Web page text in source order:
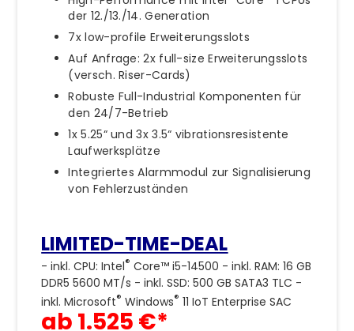
der 12./13./14. Generation
7x low-profile Erweiterungsslots
Auf Anfrage: 2x full-size Erweiterungsslots
(versch. Riser-Cards)
Robuste Full-Industrial Komponenten für
den 24/7-Betrieb
1x 5.25“ und 3x 3.5“ vibrationsresistente
Laufwerksplätze
Integriertes Alarmmodul zur Signalisierung
von Fehlerzuständen
LIMITED-TIME-DEAL
- inkl. CPU: Intel® Core™ i5-14500 - inkl. RAM: 16 GB
DDR5 5600 MT/s - inkl. SSD: 500 GB SATA3 TLC -
inkl. Microsoft® Windows® 11 IoT Enterprise SAC
ab 1.525 €*